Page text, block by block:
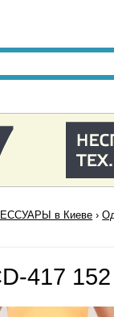
в Киеве ›
417